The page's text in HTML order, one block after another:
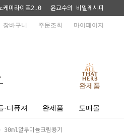
케미라이프2.0 윤교수의 비밀레시피
장바구니 주문조회 마이페이지
완제품
·디퓨져 완제품 도매몰
30ml알루미늄크림용기